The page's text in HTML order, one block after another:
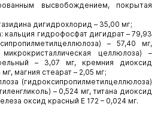
высвобождением, покрытая
дигидрохлорид – 35,00 мг;
кальция гидрофосфат дигидрат – 79,93
– 57,40 мг,
целлюлоза) –
– 3,07 мг, кремния диоксид
магния стеарат – 2,05 мг;
(гидроксипропилметилцеллюлоза)
– 0,524 мг, титана диоксид
оксид красный Е 172 – 0,024 мг.